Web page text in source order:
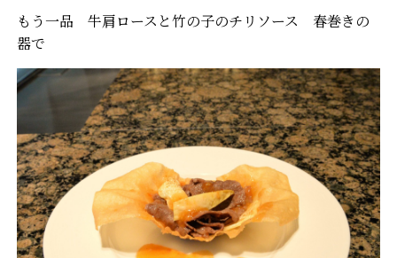
もう一品 牛肩ロースと竹の子のチリソース 春巻きの
器で